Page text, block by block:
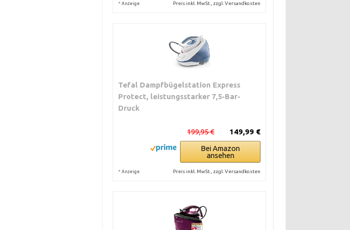
* Anzeige Preis inkl. MwSt., zzgl. Versandkosten
Tefal Dampfbügelstation Express
Protect, leistungsstarker 7,5-Bar-
Druck
149,99 €
199,95 €
Bei Amazon
ansehen
* Anzeige Preis inkl. MwSt., zzgl. Versandkosten